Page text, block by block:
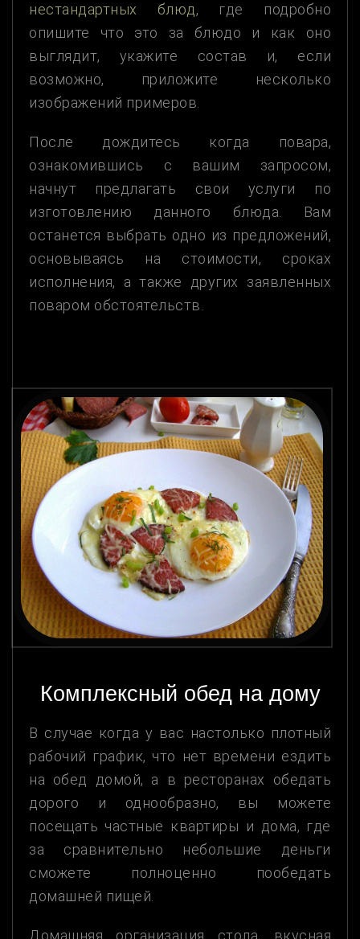
нестандартных блюд, где подробно
опишите что это за блюдо и как оно
выглядит, укажите состав и, если
возможно, приложите несколько
изображений примеров.
После дождитесь когда повара,
ознакомившись с вашим запросом,
начнут предлагать свои услуги по
изготовлению данного блюда. Вам
останется выбрать одно из предложений,
основываясь на стоимости, сроках
исполнения, а также других заявленных
поваром обстоятельств.
Комплексный обед на дому
В случае когда у вас настолько плотный
рабочий график, что нет времени ездить
на обед домой, а в ресторанах обедать
дорого и однообразно, вы можете
посещать частные квартиры и дома, где
за сравнительно небольшие деньги
сможете полноценно пообедать
домашней пищей.
Домашняя организация стола, вкусная